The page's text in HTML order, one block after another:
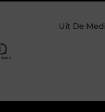
Uit De